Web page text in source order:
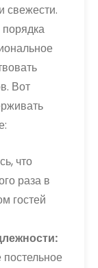
свежести.
Вот
что
раза в
гостей